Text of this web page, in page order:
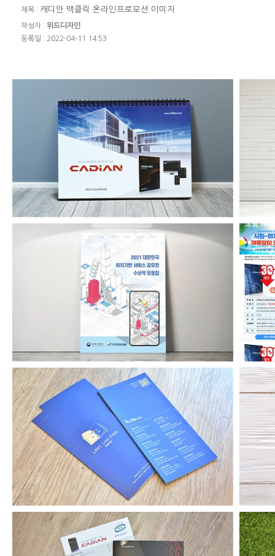
제목 : 캐디안 맥클릭 온라인프로모션 이미지
작성자 : 위드디자인
등록일 : 2022-04-11 14:53
캐디안 2023년 탁상용 달력
위치기반서비스공모전수상작모음집2021
로엘법무법인 리플릿